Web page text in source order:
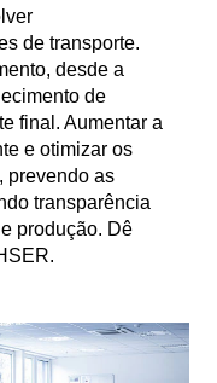
de transporte.
desde a
de
final. Aumentar a
e otimizar os
prevendo as
transparência
produção. Dê